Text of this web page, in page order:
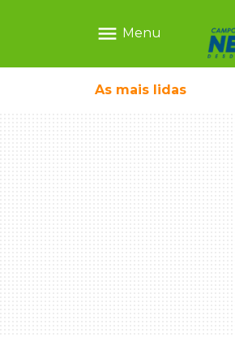
menu Menu
As mais lidas
por motorista bêbado e sem CNH